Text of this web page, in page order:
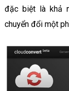
đặc biệt là khả
chuyển đổi một